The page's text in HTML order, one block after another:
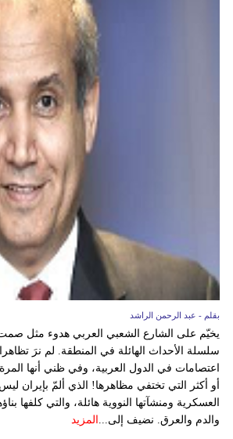
بقلم - عبد الرحمن الراشد
يخيّم على الشارع الشعبي العربي هدوء مثل صمت
سلسلة الأحداث الهائلة في المنطقة. لم نرَ
اعتصامات في الدول العربية، وفي ظني أنها
أو أكثر التي تختفي مظاهرها! الذي ألمّ بإيران ليس
العسكرية ومنشآتها النووية هائلة، والتي كلفها
والدم والعرق. نضيف إلى... المزيد